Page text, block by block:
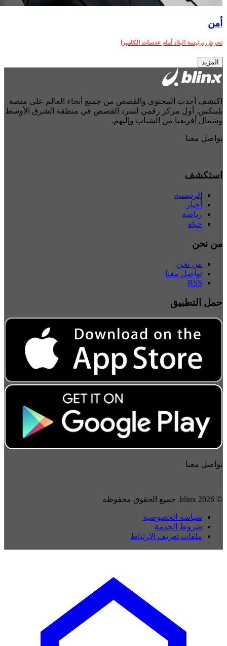
أمن‎
تحرش برئيسة البلاد أمام عدسات الكاميرا
المزيد
اكتشف أحدث المحتوى والقصص من جميع أنحاء العالم على منصة
بلينكس. أول مركز رقمي لسرد القصص في منطقة الشرق الأوسط
وشمال أفريقيا من الشباب وإليهم.
تواصل معنا
استكشف
الرئيسية
أخبار
رياضة
حياة
من نحن
من نحن
تواصل معنا
RSS
حمل التطبيق
تواصل معنا
© 2026 blinx. جميع الحقوق محفوظة
سياسة الخصوصية
شروط الخدمة
ملفات تعريف الارتباط